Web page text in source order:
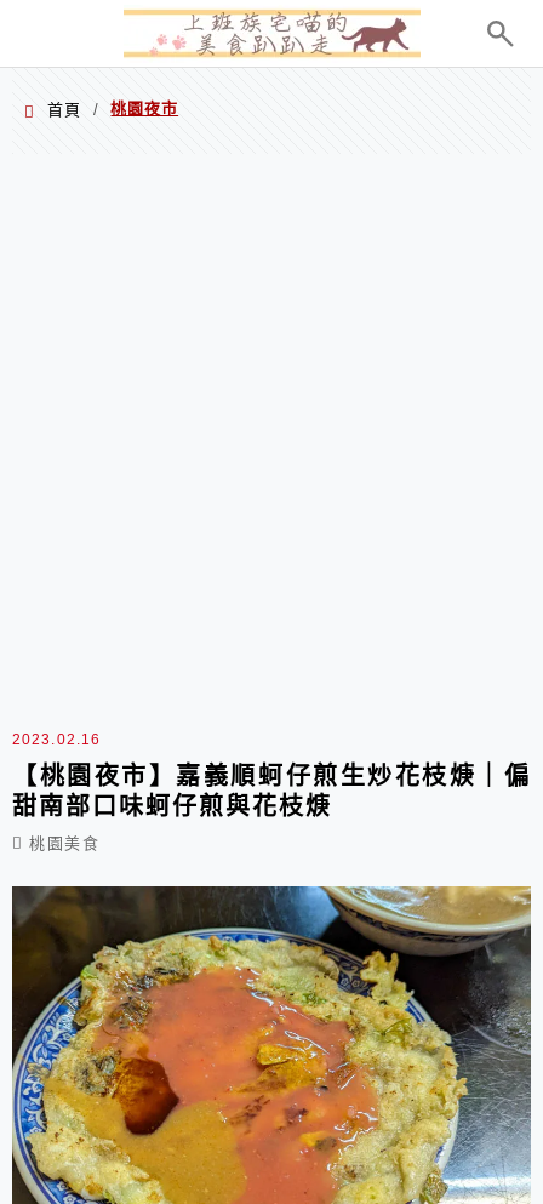
首頁 / 桃園夜市
2023.02.16
【桃園夜市】嘉義順蚵仔煎生炒花枝焿｜偏
甜南部口味蚵仔煎與花枝焿
桃園美食